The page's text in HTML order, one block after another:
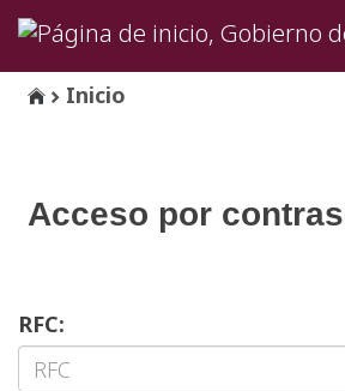
Inicio
Acceso por
RFC: